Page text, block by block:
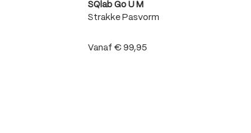
SQlab Go U M
Strakke Pasvorm
Vanaf € 99,95